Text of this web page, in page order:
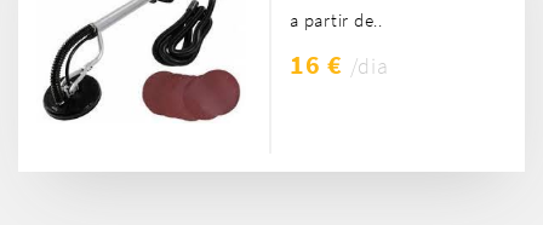
a partir de..
16 € /dia